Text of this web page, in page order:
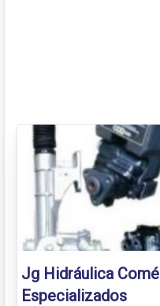
Jg Hidráulica
Especializados